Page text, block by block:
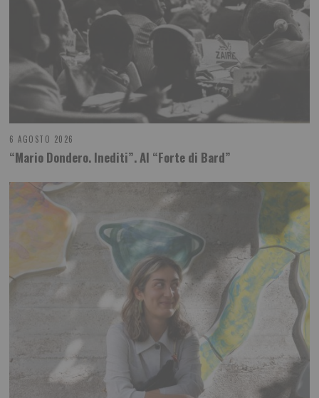
6 AGOSTO 2026
“Mario Dondero. Inediti”. Al “Forte di Bard”